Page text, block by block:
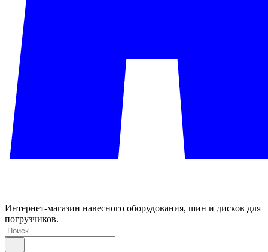
Интернет-магазин навесного оборудования, шин и дисков для
погрузчиков.